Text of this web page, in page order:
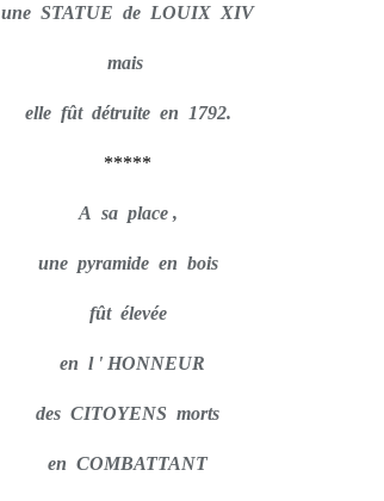
une STATUE de LOUIX XIV
mais
elle fût détruite en 1792.
*****
A sa place ,
une pyramide en bois
fût élevée
en l ' HONNEUR
des CITOYENS morts
en COMBATTANT